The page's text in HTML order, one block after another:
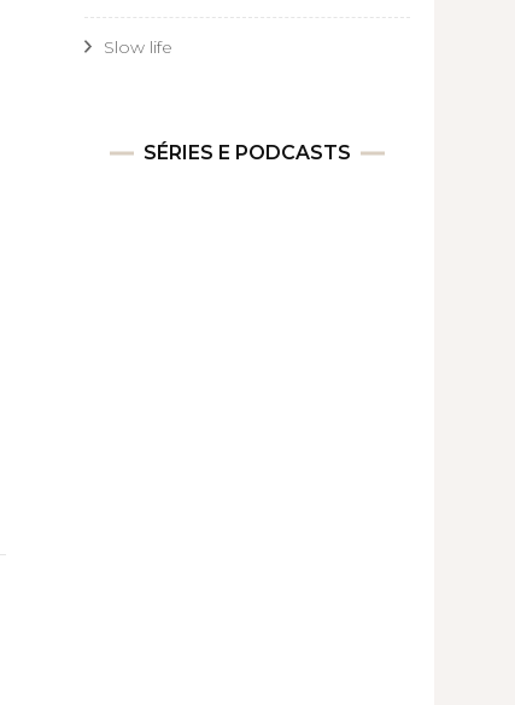
Slow life
SÉRIES E PODCASTS